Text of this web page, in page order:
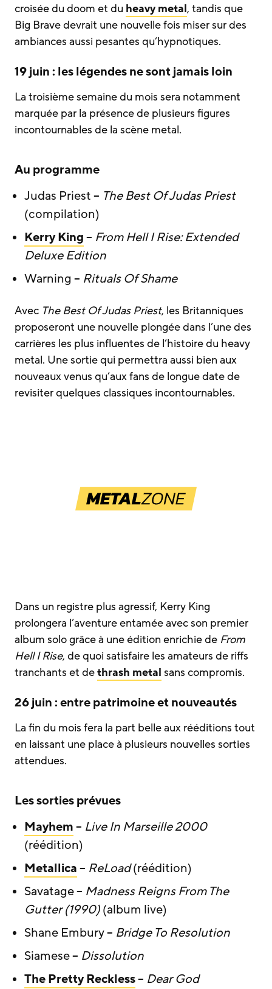
croisée du doom et du heavy metal, tandis que
Big Brave devrait une nouvelle fois miser sur des
ambiances aussi pesantes qu’hypnotiques.
19 juin : les légendes ne sont jamais loin
La troisième semaine du mois sera notamment
marquée par la présence de plusieurs figures
incontournables de la scène metal.
Au programme
Judas Priest – The Best Of Judas Priest
(compilation)
Kerry King– From Hell I Rise: Extended
Deluxe Edition
Warning – Rituals Of Shame
Avec The Best Of Judas Priest, les Britanniques
proposeront une nouvelle plongée dans l’une des
carrières les plus influentes de l’histoire du heavy
metal. Une sortie qui permettra aussi bien aux
nouveaux venus qu’aux fans de longue date de
revisiter quelques classiques incontournables.
Dans un registre plus agressif, Kerry King
prolongera l’aventure entamée avec son premier
album solo grâce à une édition enrichie de From
Hell I Rise, de quoi satisfaire les amateurs de riffs
tranchants et dethrash metal sans compromis.
26 juin : entre patrimoine et nouveautés
La fin du mois fera la part belle aux rééditions tout
en laissant une place à plusieurs nouvelles sorties
attendues.
Les sorties prévues
Mayhem– Live In Marseille 2000
(réédition)
Metallica– ReLoad(réédition)
Savatage – Madness Reigns From The
Gutter (1990)(album live)
Shane Embury – Bridge To Resolution
Siamese – Dissolution
The Pretty Reckless– Dear God